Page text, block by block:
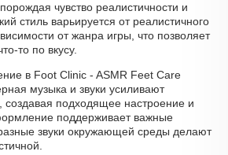
чувство реалистичности и
стиль варьируется от реалистичного
от жанра игры, что позволяет
то по вкусу.
в Foot Clinic - ASMR Feet Care
музыка и звуки усиливают
создавая подходящее настроение и
поддерживает важные
звуки окружающей среды делают